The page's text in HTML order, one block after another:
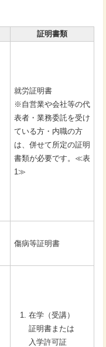
証明書類
就労証明書
※自営業や会社等の代
表者・業務委託を受け
ている方・内職の方
は、併せて所定の証明
書類が必要です。≪表
1≫
傷病等証明書
在学（受講）
証明書または
入学許可証